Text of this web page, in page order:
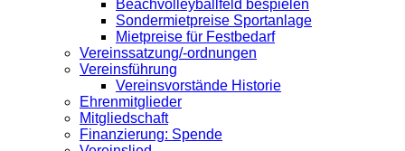
Beachvolleyballfeld bespielen
Sondermietpreise Sportanlage
Mietpreise für Festbedarf
Vereinssatzung/-ordnungen
Vereinsführung
Vereinsvorstände Historie
Ehrenmitglieder
Mitgliedschaft
Finanzierung: Spende